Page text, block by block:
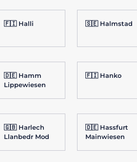
🇫🇮 Halli 🇸🇪 Halmstad
🇩🇪 Hamm
Lippewiesen
🇫🇮 Hanko
🇬🇧 Harlech
Llanbedr Mod
🇩🇪 Hassfurt
Mainwiesen